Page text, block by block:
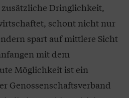
Dringlichkeit,
schont nicht nur
spart auf mittlere Sicht
mit dem
Möglichkeit ist ein
Genossenschaftsverband